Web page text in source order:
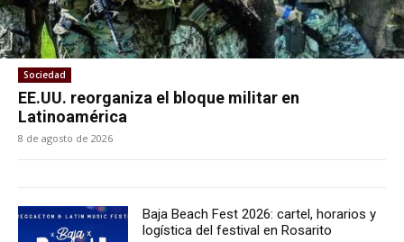
Sociedad
EE.UU. reorganiza el bloque militar en
Latinoamérica
8 de agosto de 2026
Baja Beach Fest 2026: cartel, horarios y
logística del festival en Rosarito